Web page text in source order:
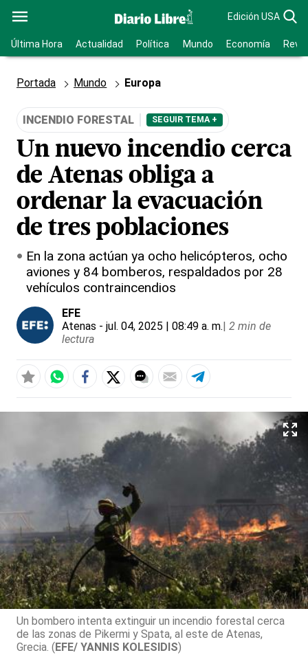
Edición USA
Última Hora Actualidad Política Mundo Economía
Portada Mundo Europa
INCENDIO FORESTAL SEGUIR TEMA +
Un nuevo incendio cerca
de Atenas obliga a
ordenar la evacuación
de tres poblaciones
En la zona actúan ya ocho helicópteros, ocho
aviones y 84 bomberos, respaldados por 28
vehículos contraincendios
EFE
Atenas - jul. 04, 2025 | 08:49 a. m.| 2 min de
lectura
Un bombero intenta extinguir un incendio forestal cerca
de las zonas de Pikermi y Spata, al este de Atenas,
Grecia. (EFE/ YANNIS KOLESIDIS)